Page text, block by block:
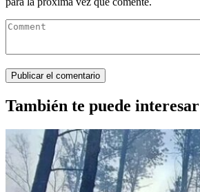
También te puede interesar